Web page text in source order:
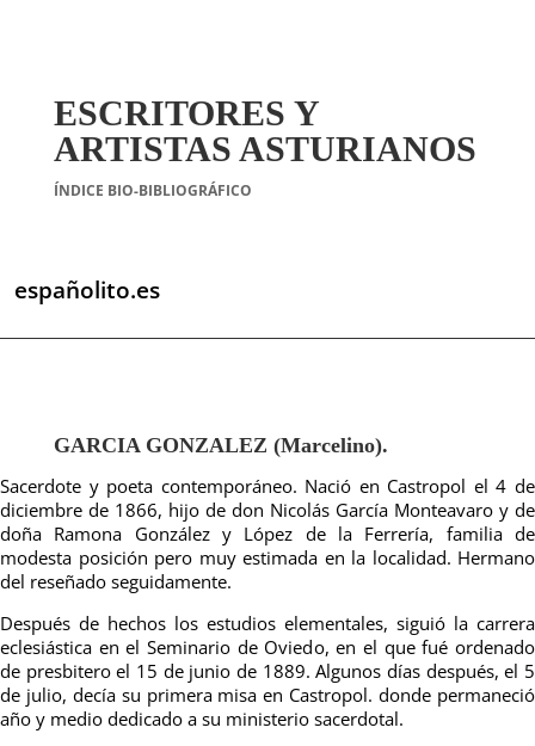
ESCRITORES Y
ARTISTAS ASTURIANOS
ÍNDICE BIO-BIBLIOGRÁFICO
españolito.es
GARCIA GONZALEZ (Marcelino).
Sacerdote y poeta contemporáneo. Nació en Castropol el 4 de
diciembre de 1866, hijo de don Nicolás García Monteavaro y de
doña Ramona González y López de la Ferrería, familia de
modesta posición pero muy estimada en la localidad. Hermano
del reseñado seguidamente.
Después de hechos los estudios elementales, siguió la carrera
eclesiástica en el Seminario de Oviedo, en el que fué ordenado
de presbitero el 15 de junio de 1889. Algunos días después, el 5
de julio, decía su primera misa en Castropol. donde permaneció
año y medio dedicado a su ministerio sacerdotal.